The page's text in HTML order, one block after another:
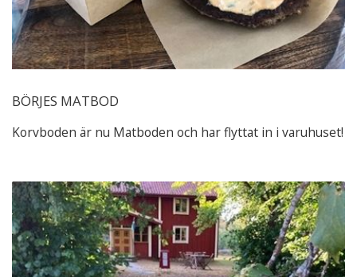
BÖRJES MATBOD
Korvboden är nu Matboden och har flyttat in i varuhuset!